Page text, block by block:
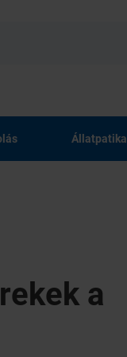
Állatpatika
a